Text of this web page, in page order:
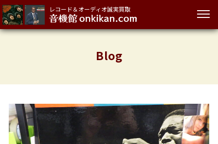
レコード＆オーディオ誠実買取
Blog